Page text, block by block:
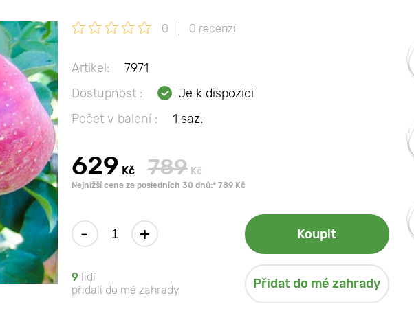
0 0 recenzí
Artikel:
7971
Dostupnost :
Je k dispozici
Počet v balení :
1 saz.
629 Kč 789 Kč
Nejnižší cena za posledních 30 dnů:* 789 Kč
- + Koupit
9 lidí
přidali do mé zahrady
Přidat do mé zahrady